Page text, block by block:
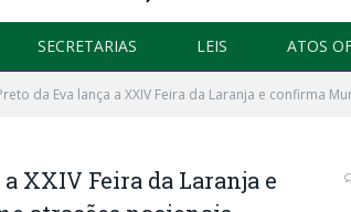
SECRETARIAS LEIS ATOS
da Eva lança a XXIV Feira da Laranja e confirma
XXIV Feira da Laranja e